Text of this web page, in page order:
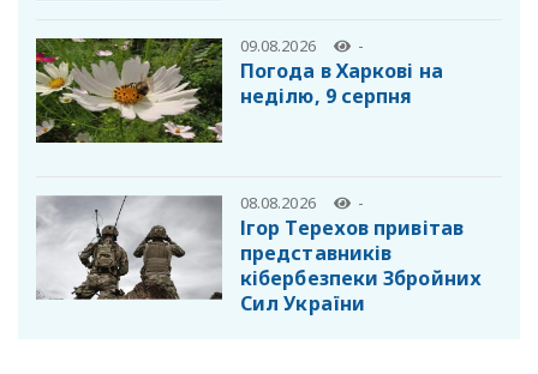
09.08.2026 -
Погода в Харкові на
неділю, 9 серпня
08.08.2026 -
Ігор Терехов привітав
представників
кібербезпеки Збройних
Сил України